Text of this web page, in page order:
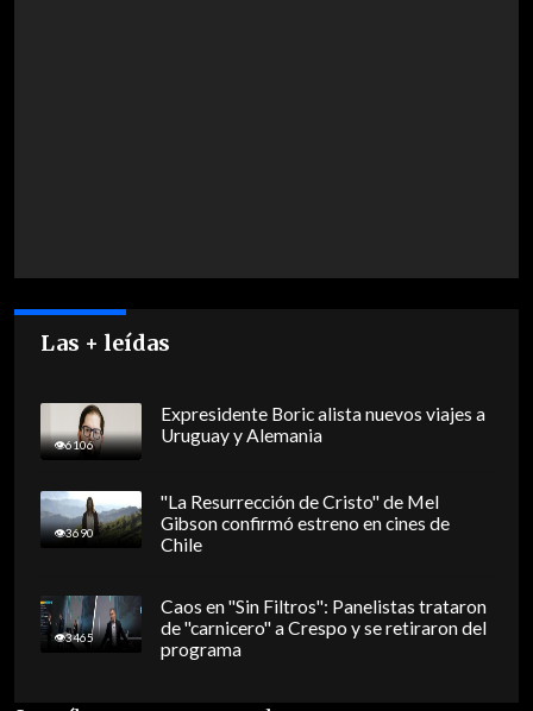
Las + leídas
6106
Expresidente Boric alista nuevos viajes a
Uruguay y Alemania
3690
"La Resurrección de Cristo" de Mel
Gibson confirmó estreno en cines de
Chile
3465
Caos en "Sin Filtros": Panelistas trataron
de "carnicero" a Crespo y se retiraron del
programa